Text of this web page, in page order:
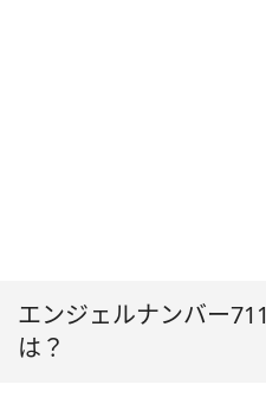
エンジェルナンバー
は？